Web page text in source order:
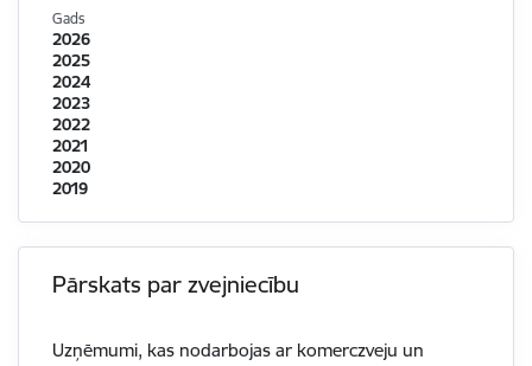
Gads
2026
2025
2024
2023
2022
2021
2020
2019
Pārskats par zvejniecību
Uzņēmumi, kas nodarbojas ar komerczveju un